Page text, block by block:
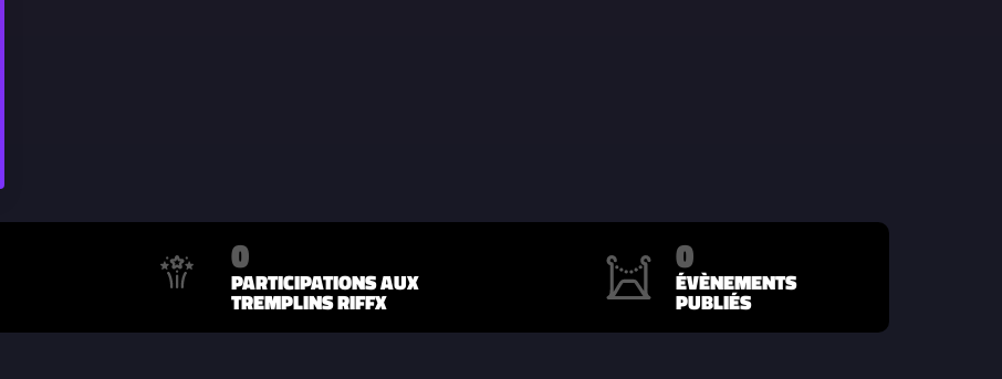
0
PARTICIPATIONS AUX
TREMPLINS RIFFX
0
ÉVÈNEMENTS
PUBLIÉS